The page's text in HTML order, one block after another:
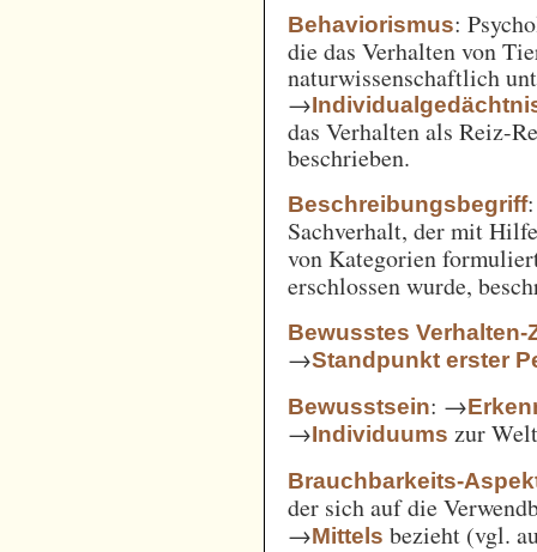
Behaviorismus:
die das Verhalten von
naturwissenschaftlich
→
das Verhalten als Reiz-
beschrieben.
Beschreibungsbegriff
Sachverhalt, der mit
von Kategorien
erschlossen wurde,
Bewusstes Verhalten-
→Standpunkt erster
Bewusstsein: →
→Individuums zur
Brauchbarkeits-
der sich auf die
→Mittels bezieht (vgl.